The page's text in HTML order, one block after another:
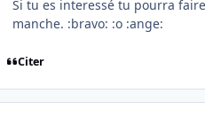
Si tu es interessé tu pourra
manche. :bravo: :o :ange:
Citer